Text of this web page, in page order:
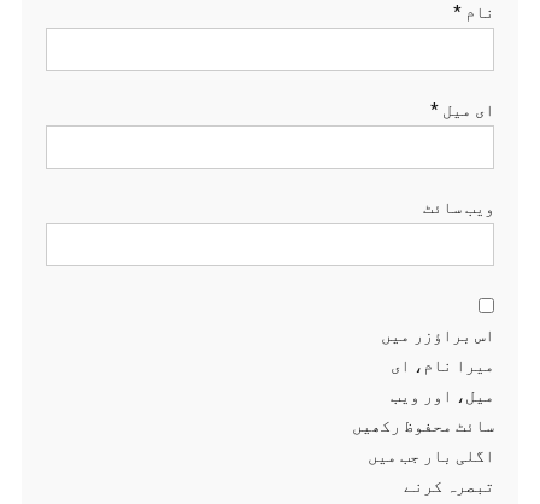
نام *
ای میل *
ویب‌ سائٹ
اس براؤزر میں
میرا نام، ای
میل، اور ویب
سائٹ محفوظ رکھیں
اگلی بار جب میں
تبصرہ کرنے